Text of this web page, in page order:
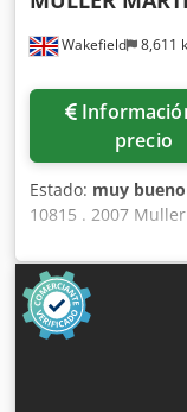
cuchillas: 402 x
Velocidad
Volt/Hz Peso: 500 kg
Wakefield 8,611
Información de
precio
Estado: muy
10815 . 2007
coser totalmente
Características:
Papeles a partir de
Alimentador y/o
cosido Formación